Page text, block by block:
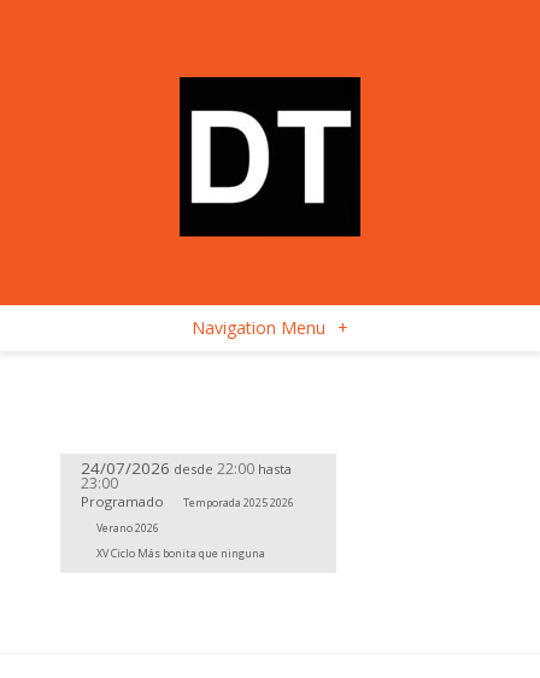
Navigation Menu +
24/07/2026 desde 22:00 hasta
23:00
Programado
Temporada 2025 2026
Verano 2026
XV Ciclo Más bonita que ninguna